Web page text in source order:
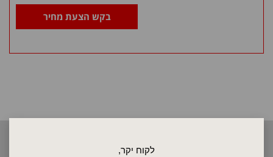
לקוח יקר,
בקש הצעת מחיר
2026 © כל הזכויות שמורות לאלקטרוטרם שיווק בע"מ, אין להעתיק, לשכפל